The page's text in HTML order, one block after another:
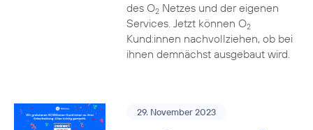
des O2Netzes und der eigenen
Services. Jetzt können O2
Kund:innen nachvollziehen, ob bei
ihnen demnächst ausgebaut wird.
29. November 2023